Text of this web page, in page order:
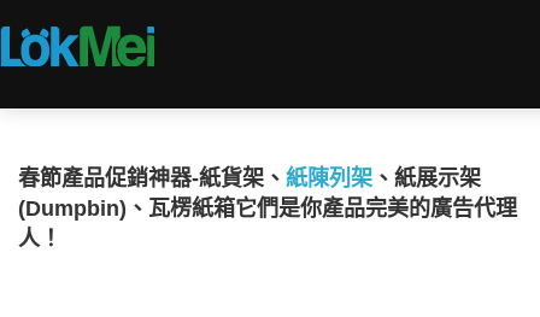
春節產品促銷神器-紙貨架、 紙陳列架 、紙展示架
(Dumpbin)、瓦楞紙箱它們是你產品完美的廣告代理
人！